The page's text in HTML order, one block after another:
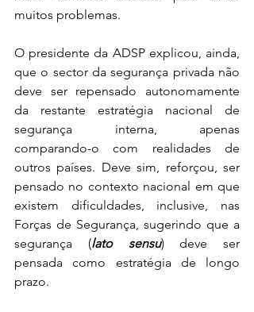
muitos problemas.
O presidente da ADSP explicou, ainda,
que o sector da segurança privada não
deve ser repensado autonomamente
da restante estratégia nacional de
segurança interna, apenas
comparando-o com realidades de
outros países. Deve sim, reforçou, ser
pensado no contexto nacional em que
existem dificuldades, inclusive, nas
Forças de Segurança, sugerindo que a
segurança (lato sensu) deve ser
pensada como estratégia de longo
prazo.